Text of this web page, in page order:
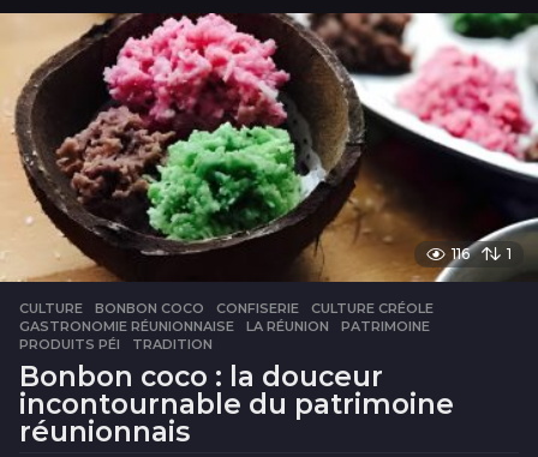
m
a
i
n
e
s
116 1
CULTURE BONBON COCO ,CONFISERIE ,CULTURE CRÉOLE
GASTRONOMIE RÉUNIONNAISE
,LA RÉUNION ,PATRIMOINE
PRODUITS PÉI
,TRADITION
Bonbon coco : la douceur
incontournable du patrimoine
réunionnais